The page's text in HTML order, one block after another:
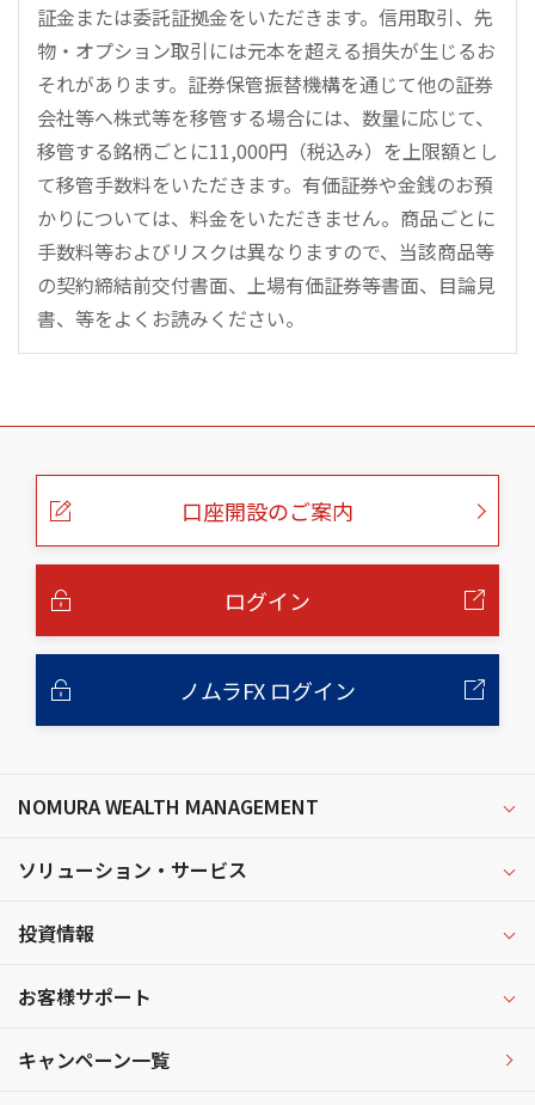
証金または委託証拠金をいただきます。信用取引、先
物・オプション取引には元本を超える損失が生じるお
それがあります。証券保管振替機構を通じて他の証券
会社等へ株式等を移管する場合には、数量に応じて、
移管する銘柄ごとに11,000円（税込み）を上限額とし
て移管手数料をいただきます。有価証券や金銭のお預
かりについては、料金をいただきません。商品ごとに
手数料等およびリスクは異なりますので、当該商品等
の契約締結前交付書面、上場有価証券等書面、目論見
書、等をよくお読みください。
こ
口座開設のご案内
ログイン
ノムラFX ログイン
NOMURA WEALTH MANAGEMENT
ソリューション・サービス
投資情報
お客様サポート
キャンペーン一覧